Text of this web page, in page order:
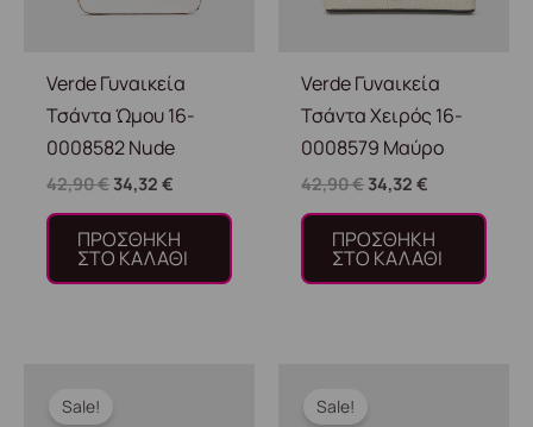
Verde Γυναικεία
Τσάντα Ώμου 16-
0008582 Nude
42,90€ 34,32€
ΠΡΟΣΘΉΚΗ
ΣΤΟ ΚΑΛΆΘΙ
Verde Γυναικεία
Τσάντα Χειρός 16-
0008579 Μαύρο
42,90€ 34,32€
ΠΡΟΣΘΉΚΗ
ΣΤΟ ΚΑΛΆΘΙ
Sale! Sale!